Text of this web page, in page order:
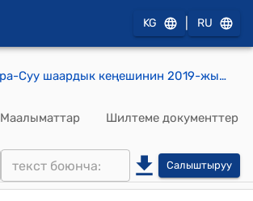
KG RU
Кара-Суу шаардык кеңешинин 2019-жылдын 22-октябрындагы №10/1 "Кара-Суу шаарынын 2019-жылга кабыл алынган бюджетинин 9 айда аткарылышы жана Кара-Суу шаар мэриясынын 9 айдагы иши боюнча отчету жөнүндө"токтому
Маалыматтар Шилтеме документтер
Салыштыруу